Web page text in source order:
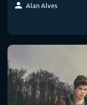
Alan Alves